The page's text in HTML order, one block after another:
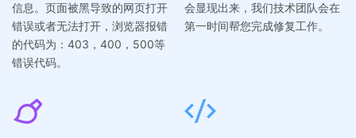
信息。页面被黑导致的网页打开
错误或者无法打开，浏览器报错
的代码为：403，400，500等
错误代码。
会显现出来，我们技术团队会在
第一时间帮您完成修复工作。